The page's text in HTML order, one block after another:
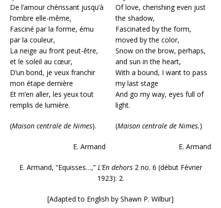
De l’amour chérissant jusqu’à
l’ombre elle-même,
Fasciné par la forme, ému
par la couleur,
La neige au front peut-être,
et le soleil au cœur,
D’un bond, je veux franchir
mon étape dernière
Et m’en aller, les yeux tout
remplis de lumière.
(Maison centrale de Nimes).
E. Armand
Of love, cherishing even just
the shadow,
Fascinated by the form,
moved by the color,
Snow on the brow, perhaps,
and sun in the heart,
With a bound, I want to pass
my last stage
And go my way, eyes full of
light.
(Maison centrale de Nimes.)
E. Armand
E. Armand, “Equisses…,” L’En dehors2 no. 6 (début Février
1923): 2.
[Adapted to English by Shawn P. Wilbur]